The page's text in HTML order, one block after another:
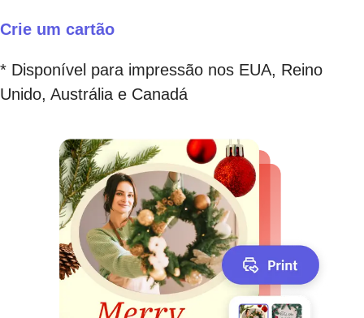
Crie um cartão
* Disponível para impressão nos EUA, Reino
Unido, Austrália e Canadá